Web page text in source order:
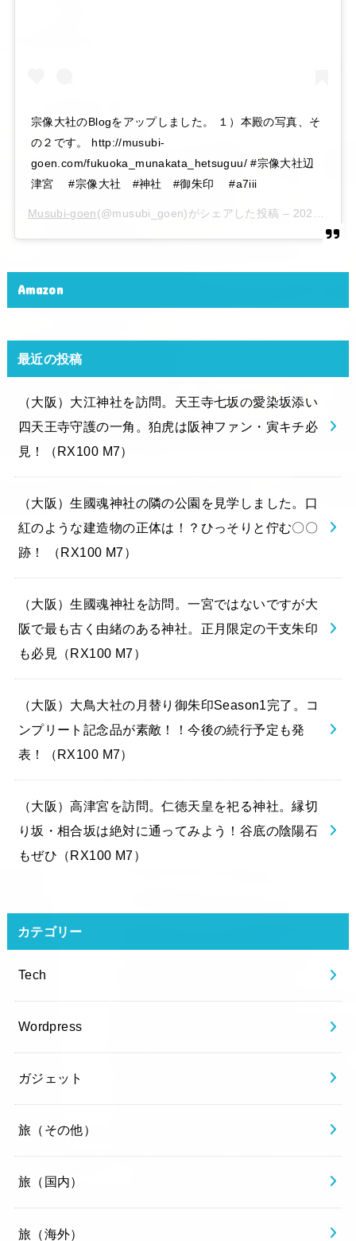
宗像大社のBlogをアップしました。 １）本殿の写真、そ
の２です。 http://musubi-
goen.com/fukuoka_munakata_hetsuguu/ #宗像大社辺
津宮 #宗像大社 #神社 #御朱印 #a7iii
Musubi-goen(@musubi_goen)がシェアした投稿 – 2020年 6月月6日午後10時15分PDT
Amazon
最近の投稿
（大阪）大江神社を訪問。天王寺七坂の愛染坂添い
四天王寺守護の一角。狛虎は阪神ファン・寅キチ必
見！（RX100 M7）
（大阪）生國魂神社の隣の公園を見学しました。口
紅のような建造物の正体は！？ひっそりと佇む〇〇
跡！ （RX100 M7）
（大阪）生國魂神社を訪問。一宮ではないですが大
阪で最も古く由緒のある神社。正月限定の干支朱印
も必見（RX100 M7）
（大阪）大鳥大社の月替り御朱印Season1完了。コ
ンプリート記念品が素敵！！今後の続行予定も発
表！（RX100 M7）
（大阪）高津宮を訪問。仁徳天皇を祀る神社。縁切
り坂・相合坂は絶対に通ってみよう！谷底の陰陽石
もぜひ（RX100 M7）
カテゴリー
Tech
Wordpress
ガジェット
旅（その他）
旅（国内）
旅（海外）